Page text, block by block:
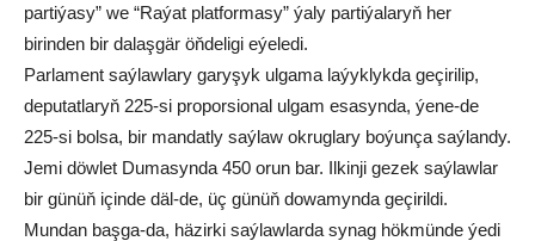
partiýasy” we “Raýat platformasy” ýaly partiýalaryň her
birinden bir dalaşgär öňdeligi eýeledi.
Parlament saýlawlary garyşyk ulgama laýyklykda geçirilip,
deputatlaryň 225-si proporsional ulgam esasynda, ýene-de
225-si bolsa, bir mandatly saýlaw okruglary boýunça saýlandy.
Jemi döwlet Dumasynda 450 orun bar. Ilkinji gezek saýlawlar
bir günüň içinde däl-de, üç günüň dowamynda geçirildi.
Mundan başga-da, häzirki saýlawlarda synag hökmünde ýedi